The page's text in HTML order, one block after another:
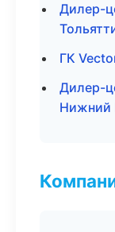
Дилер-
ГК
Дилер-
Нижний